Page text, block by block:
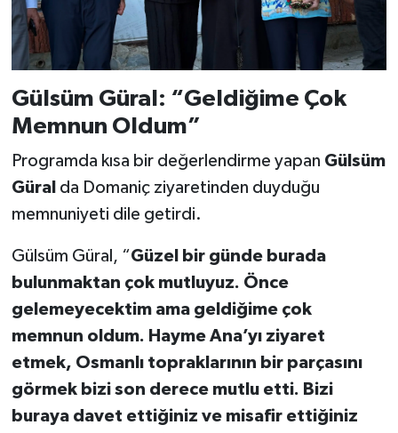
Gülsüm Güral: “Geldiğime Çok
Memnun Oldum”
Programda kısa bir değerlendirme yapan Gülsüm
Güral da Domaniç ziyaretinden duyduğu
memnuniyeti dile getirdi.
Gülsüm Güral, “Güzel bir günde burada
bulunmaktan çok mutluyuz. Önce
gelemeyecektim ama geldiğime çok
memnun oldum. Hayme Ana’yı ziyaret
etmek, Osmanlı topraklarının bir parçasını
görmek bizi son derece mutlu etti. Bizi
buraya davet ettiğiniz ve misafir ettiğiniz